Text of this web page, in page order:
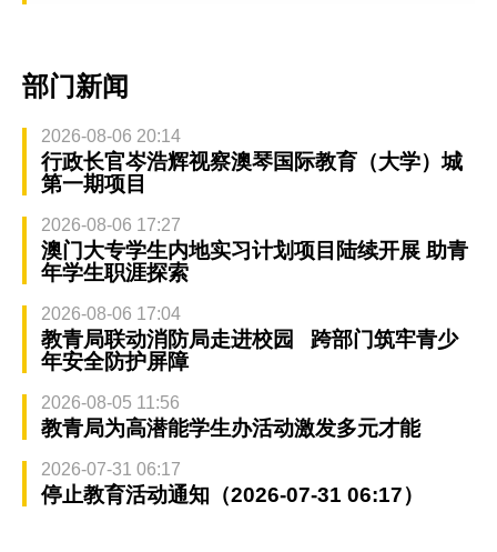
部门新闻
2026-08-06 20:14
行政长官岑浩辉视察澳琴国际教育（大学）城
第一期项目
2026-08-06 17:27
澳门大专学生内地实习计划项目陆续开展 助青
年学生职涯探索
2026-08-06 17:04
教青局联动消防局走进校园 跨部门筑牢青少
年安全防护屏障
2026-08-05 11:56
教青局为高潜能学生办活动激发多元才能
2026-07-31 06:17
停止教育活动通知（2026-07-31 06:17）